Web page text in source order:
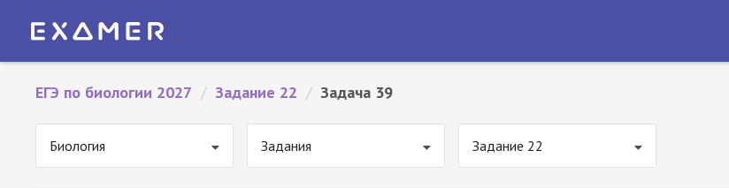
ЕГЭ по биологии 2027 / Задание 22 / Задача 39
Биология Задания Задание 22